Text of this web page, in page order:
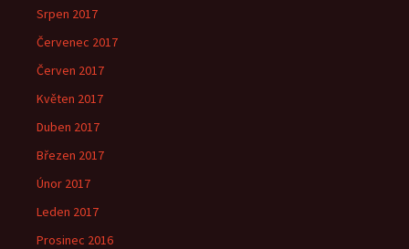
Srpen 2017
Červenec 2017
Červen 2017
Květen 2017
Duben 2017
Březen 2017
Únor 2017
Leden 2017
Prosinec 2016